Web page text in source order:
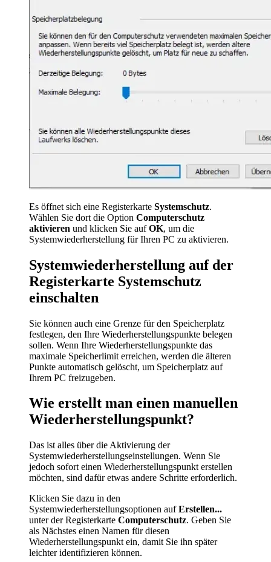
Es öffnet sich eine Registerkarte Systemschutz.
Wählen Sie dort die Option Computerschutz
aktivieren und klicken Sie aufOK, um die
Systemwiederherstellung für Ihren PC zu aktivieren.
Systemwiederherstellung auf der
Registerkarte Systemschutz
einschalten
Sie können auch eine Grenze für den Speicherplatz
festlegen, den Ihre Wiederherstellungspunkte belegen
sollen. Wenn Ihre Wiederherstellungspunkte das
maximale Speicherlimit erreichen, werden die älteren
Punkte automatisch gelöscht, um Speicherplatz auf
Ihrem PC freizugeben.
Wie erstellt man einen manuellen
Wiederherstellungspunkt?
Das ist alles über die Aktivierung der
Systemwiederherstellungseinstellungen. Wenn Sie
jedoch sofort einen Wiederherstellungspunkt erstellen
möchten, sind dafür etwas andere Schritte erforderlich.
Klicken Sie dazu in den
Systemwiederherstellungsoptionen aufErstellen...
unter der Registerkarte Computerschutz. Geben Sie
als Nächstes einen Namen für diesen
Wiederherstellungspunkt ein, damit Sie ihn später
leichter identifizieren können.